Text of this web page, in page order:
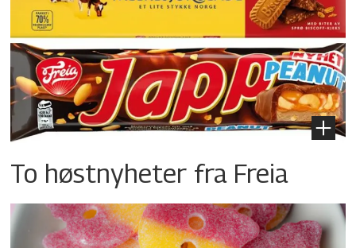
To høstnyheter fra Freia